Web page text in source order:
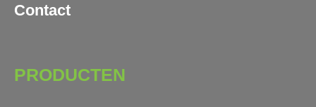
Contact
PRODUCTEN